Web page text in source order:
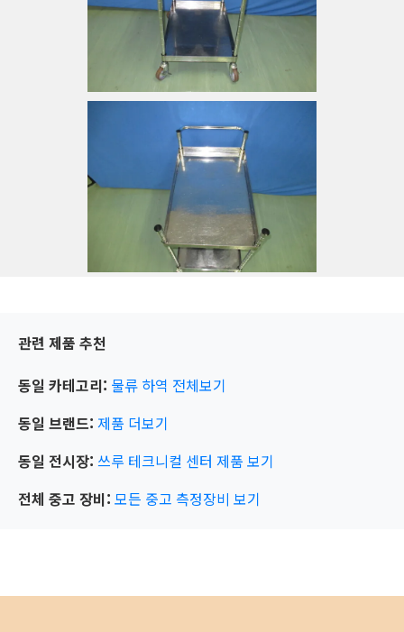
관련 제품 추천
동일 카테고리: 물류 하역 전체보기
동일 브랜드: 제품 더보기
동일 전시장: 쓰루 테크니컬 센터 제품 보기
전체 중고 장비: 모든 중고 측정장비 보기